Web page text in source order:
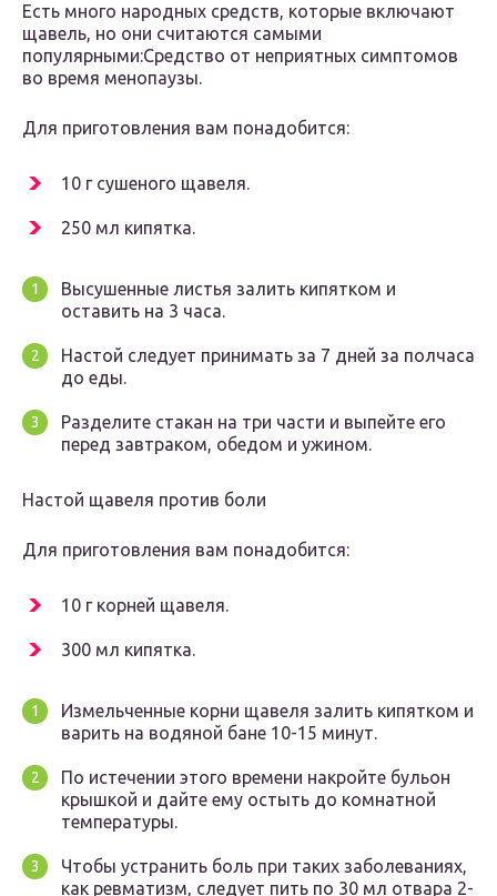
Есть много народных средств, которые включают
щавель, но они считаются самыми
популярными:Средство от неприятных симптомов
во время менопаузы.
Для приготовления вам понадобится:
10 г сушеного щавеля.
250 мл кипятка.
Высушенные листья залить кипятком и
оставить на 3 часа.
Настой следует принимать за 7 дней за полчаса
до еды.
Разделите стакан на три части и выпейте его
перед завтраком, обедом и ужином.
Настой щавеля против боли
Для приготовления вам понадобится:
10 г корней щавеля.
300 мл кипятка.
Измельченные корни щавеля залить кипятком и
варить на водяной бане 10-15 минут.
По истечении этого времени накройте бульон
крышкой и дайте ему остыть до комнатной
температуры.
Чтобы устранить боль при таких заболеваниях,
как ревматизм, следует пить по 30 мл отвара 2-